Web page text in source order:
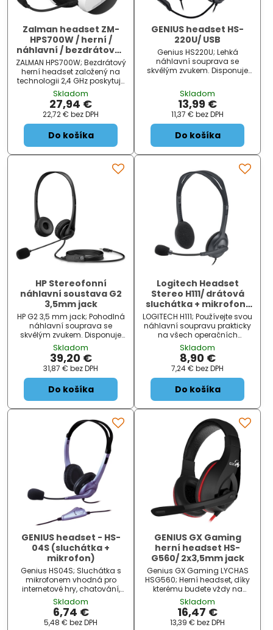
Zalman headset ZM-
HPS700W / herní /
náhlavní / bezdrátový /
50mm měniče / 3,5mm
jack / bíločerný
ZALMAN HPS700W; Bezdrátový
herní headset založený na
technologii 2,4 GHz poskytuje
díky 50 mm velkým měničům
skvělý zvukový přednes, který
je ve hrách velmi důležitý.
Lehké provedení společně s
pohodlným...
Skladom
27,94 €
22,72 € bez DPH
Do košíka
GENIUS headset HS-
220U/ USB
Genius HS220U; Lehká
náhlavní souprava se
skvělým zvukem. Disponuje
a nastavitelným mikrofonem
. Připojení je realizováno skrze
USB konektor. ZÁKLADNÍ
SPECIFIKACE...
Skladom
13,99 €
11,37 € bez DPH
Do košíka
HP Stereofonní
náhlavní soustava G2
3,5mm jack
HP G2 3,5 mm jack; Pohodlná
náhlavní souprava se
skvělým zvukem. Disponuje
ovládáním přímo na kabelu
a nastavitelným mikrofonem
. Připojení je realizováno skrze
3,5 mm jack . ZÁKLADNÍ
SPECIFIK...
Skladom
39,20 €
31,87 € bez DPH
Do košíka
Logitech Headset
Stereo H111/ drátová
sluchátka + mikrofon/
3,5 mm jack/ šedá
LOGITECH H111; Používejte svou
náhlavní soupravu prakticky
na všech operačních
systémech a platformách
díky standardnímu 3,5 mm
konektoru. Díky mikrofonu s
potlačením šumu se rozlučte
s hlukem na pozadí.
Nastavte lehk...
Skladom
8,90 €
7,24 € bez DPH
Do košíka
GENIUS headset - HS-
04S (sluchátka +
mikrofon)
Genius HS04S; Sluchátka s
mikrofonem vhodná pro
internetové hry, chatování,
online konference, mikrofon s
technologií potlačení šumu,
která snižuje nechtěný hluk v
pozadí. Pohodlný a
Skladom
6,74 €
5,48 € bez DPH
GENIUS GX Gaming
herní headset HS-
G560/ 2x3,5mm jack
Genius GX Gaming LYCHAS
HSG560; Herní headset, díky
kterému budete vždy na
stupních vítězů. Důležitá
teamová komunikace je
vyřešena skrze mikrofon na
nastavitelné noze a pohodlné
Skladom
16,47 €
13,39 € bez DPH